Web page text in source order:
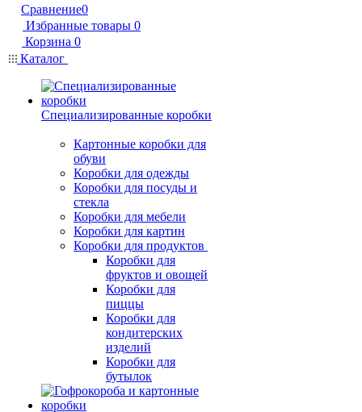
Сравнение0
Избранные товары 0
Корзина 0
Каталог
Специализированные коробки
Картонные коробки для
обуви
Коробки для одежды
Коробки для посуды и
стекла
Коробки для мебели
Коробки для картин
Коробки для продуктов
Коробки для
фруктов и овощей
Коробки для
пиццы
Коробки для
кондитерских
изделий
Коробки для
бутылок